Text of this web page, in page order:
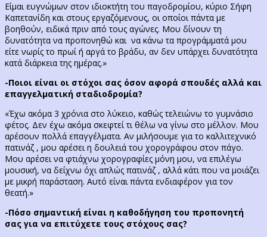
Είμαι ευγνώμων στον ιδιοκτήτη του παγοδρομίου, κύριο Σήφη
Καπετανίδη και στους εργαζόμενους, οι οποίοι πάντα με
βοηθούν, ειδικά πριν από τους αγώνες. Μου δίνουν τη
δυνατότητα να προπονηθώ και να κάνω τα προγράμματά μου
είτε νωρίς το πρωί ή αργά το βράδυ, αν δεν υπάρχει δυνατότητα
κατά διάρκεια της ημέρας.»
-Ποιοι είναι οι στόχοι σας όσον αφορά σπουδές αλλά και
επαγγελματική σταδιοδρομία?
«Έχω ακόμα 3 χρόνια στο λύκειο, καθώς τελειώνω το γυμνάσιο
φέτος. Δεν έχω ακόμα σκεφτεί τι θέλω να γίνω στο μέλλον. Μου
αρέσουν πολλά επαγγέλματα. Αν μιλήσουμε για το καλλιτεχνικό
πατινάζ , μου αρέσει η δουλειά του χορογράφου στον πάγο.
Μου αρέσει να φτιάχνω χορογραφίες μόνη μου, να επιλέγω
μουσική, να δείχνω όχι απλώς πατινάζ , αλλά κάτι που να μοιάζει
με μικρή παράσταση. Αυτό είναι πάντα ενδιαφέρον για τον
θεατή.»
-Πόσο σημαντική είναι η καθοδήγηση του προπονητή
σας για να επιτύχετε τους στόχους σας?